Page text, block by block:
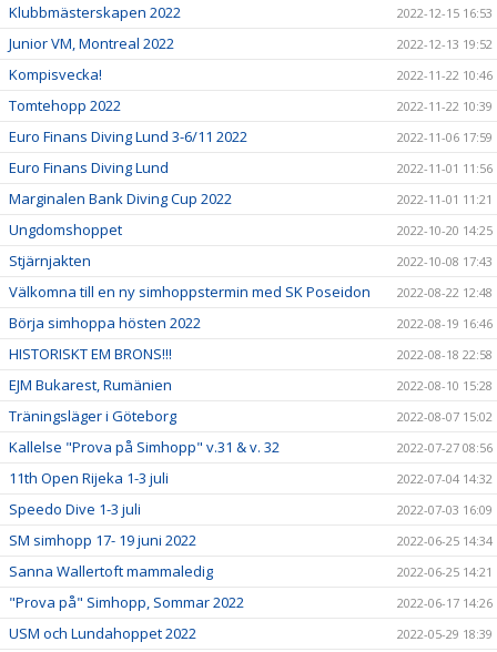
Klubbmästerskapen 2022 2022-12-15 16:53
Junior VM, Montreal 2022 2022-12-13 19:52
Kompisvecka! 2022-11-22 10:46
Tomtehopp 2022 2022-11-22 10:39
Euro Finans Diving Lund 3-6/11 2022 2022-11-06 17:59
Euro Finans Diving Lund 2022-11-01 11:56
Marginalen Bank Diving Cup 2022 2022-11-01 11:21
Ungdomshoppet 2022-10-20 14:25
Stjärnjakten 2022-10-08 17:43
Välkomna till en ny simhoppstermin med SK Poseidon 2022-08-22 12:48
Börja simhoppa hösten 2022 2022-08-19 16:46
HISTORISKT EM BRONS!!! 2022-08-18 22:58
EJM Bukarest, Rumänien 2022-08-10 15:28
Träningsläger i Göteborg 2022-08-07 15:02
Kallelse "Prova på Simhopp" v.31 & v. 32 2022-07-27 08:56
11th Open Rijeka 1-3 juli 2022-07-04 14:32
Speedo Dive 1-3 juli 2022-07-03 16:09
SM simhopp 17- 19 juni 2022 2022-06-25 14:34
Sanna Wallertoft mammaledig 2022-06-25 14:21
"Prova på" Simhopp, Sommar 2022 2022-06-17 14:26
USM och Lundahoppet 2022 2022-05-29 18:39